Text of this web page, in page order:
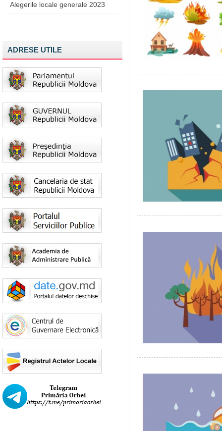
Alegerile locale generale 2023
ADRESE UTILE